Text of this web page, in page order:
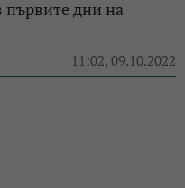
първите дни на
11:02, 09.10.2022